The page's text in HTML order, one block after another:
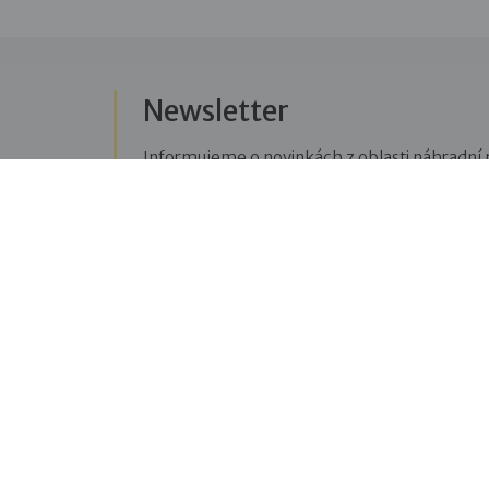
Newsletter
Informujeme o novinkách z oblasti náhradní